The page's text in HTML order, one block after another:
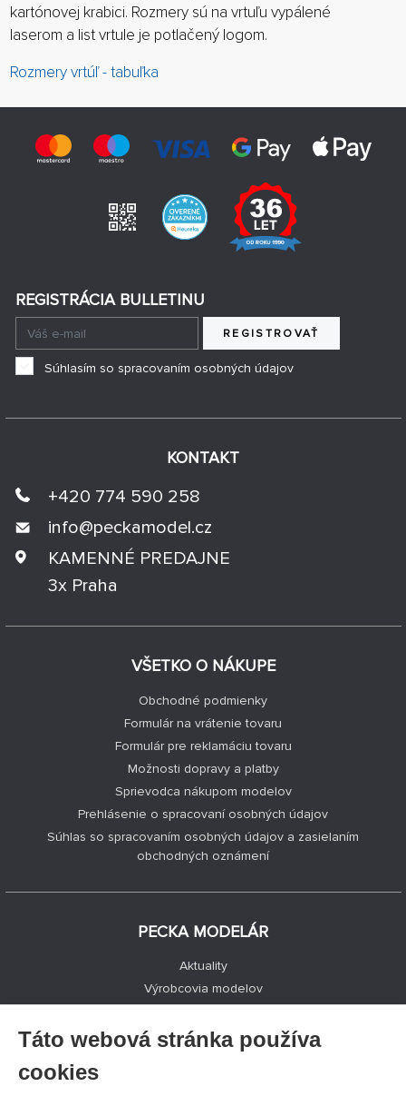
kartónovej krabici. Rozmery sú na vrtuľu vypálené
laserom a list vrtule je potlačený logom.
Rozmery vrtúľ - tabuľka
VŠETKO O NÁKUPE
Obchodné podmienky
Formulár na vrátenie tovaru
Formulár pre reklamáciu tovaru
Možnosti dopravy a platby
Sprievodca nákupom modelov
Prehlásenie o spracovaní osobných údajov
Súhlas so spracovaním osobných údajov a zasielaním
obchodných oznámení
PECKA MODELÁR
Aktuality
Výrobcovia modelov
Kontakty
KONTAKT
+420 774 590 258
info@peckamodel.cz
KAMENNÉ PREDAJNE
3x Praha
REGISTRÁCIA BULLETINU
REGISTROVAŤ
Súhlasím so spracovaním osobných údajov
Táto webová stránka používa
cookies